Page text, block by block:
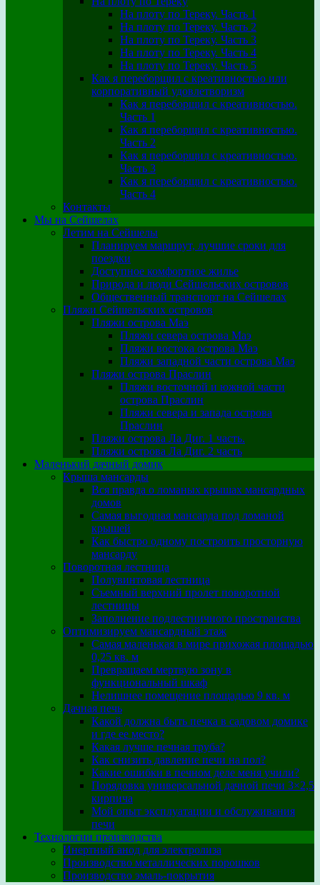
На плоту по Тереку. Часть 1
На плоту по Тереку. Часть 2
На плоту по Тереку. Часть 3
На плоту по Тереку. Часть 4
На плоту по Тереку. Часть 5
Как я переборщил с креативностью или
корпоративный удовлетворизм
Как я переборщил с креативностью.
Часть 1
Как я переборщил с креативностью.
Часть 2
Как я переборщил с креативностью.
Часть 3
Как я переборщил с креативностью.
Часть 4
Контакты
Мы на Сейшелах
Летим на Сейшелы
Планируем маршрут, лучшие сроки для
поездки
Доступное комфортное жилье
Природа и люди Сейшельских островов
Общественный транспорт на Сейшелах
Пляжи Сейшельских островов
Пляжи острова Маэ
Пляжи севера острова Маэ
Пляжи востока острова Маэ
Пляжи западной части острова Маэ
Пляжи острова Праслин
Пляжи восточной и южной части
острова Праслин
Пляжи севера и запада острова
Праслин
Пляжи острова Ла Диг. 1 часть.
Пляжи острова Ла Диг. 2 часть
Маленький дачный домик
Крыша мансарды
Вся правда о ломаных крышах мансардных
домов
Самая выгодная мансарда под ломаной
крышей
Как быстро одному построить просторную
мансарду
Поворотная лестница
Полувинтовая лестница
Съемный верхний пролет поворотной
лестницы
Заполнение подлестничного пространства
Оптимизируем мансардный этаж
Самая маленькая в мире прихожая площадью
0,25 кв. м
Превращаем мертвую зону в
функциональный шкаф
Нелишнее помещение площадью 9 кв. м
Дачная печь
Какой должна быть печка в садовом домике
и где ее место?
Какая лучше печная труба?
Как снизить давление печи на пол?
Какие ошибки в печном деле меня учили?
Порядовка универсальной дачной печи 3×2,5
кирпича
Мой опыт эксплуатации и обслуживания
печи
Технологии производства
Инертный анод для электролиза
Производство металлических порошков
Производство эмаль-покрытия